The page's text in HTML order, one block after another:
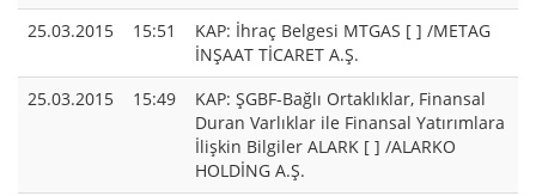
25.03.2015
15:51
KAP: İhraç Belgesi MTGAS [ ] /METAG
İNŞAAT TİCARET A.Ş.
25.03.2015
15:49
KAP: ŞGBF-Bağlı Ortaklıklar, Finansal
Duran Varlıklar ile Finansal Yatırımlara
İlişkin Bilgiler ALARK [ ] /ALARKO
HOLDİNG A.Ş.